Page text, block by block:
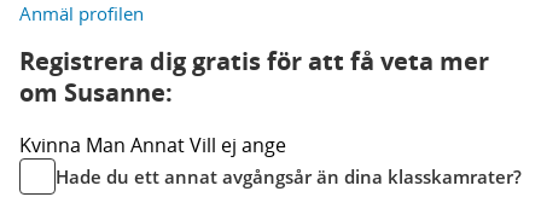
Anmäl profilen
Registrera dig gratis för att få veta mer
om Susanne:
Kvinna Man AnnatVill ej ange
Hade du ett annat avgångsår än dina klasskamrater?